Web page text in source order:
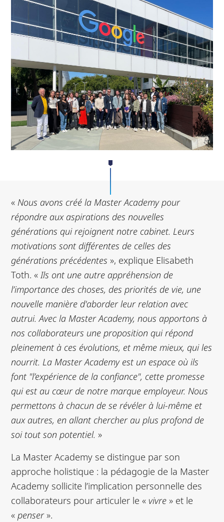
« Nous avons créé la Master Academy pour
répondre aux aspirations des nouvelles
générations qui rejoignent notre cabinet. Leurs
motivations sont différentes de celles des
générations précédentes », explique Elisabeth
Toth. « Ils ont une autre appréhension de
l’importance des choses, des priorités de vie, une
nouvelle manière d'aborder leur relation avec
autrui. Avec la Master Academy, nous apportons à
nos collaborateurs une proposition qui répond
pleinement à ces évolutions, et même mieux, qui les
nourrit. La Master Academy est un espace où ils
font "l’expérience de la confiance", cette promesse
qui est au cœur de notre marque employeur. Nous
permettons à chacun de se révéler à lui-même et
aux autres, en allant chercher au plus profond de
soi tout son potentiel. »
La Master Academy se distingue par son
approche holistique : la pédagogie de la Master
Academy sollicite l’implication personnelle des
collaborateurs pour articuler le « vivre » et le
«penser».